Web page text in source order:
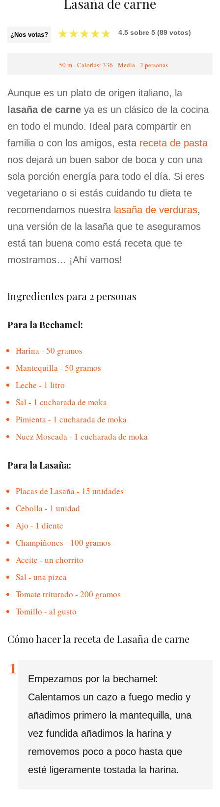
Lasaña de carne
¿Nos votas? ★★★★★ 4.5 sobre 5 (89 votos)
50 m Calorias: 336 Media 2 personas
Aunque es un plato de origen italiano, la
lasaña de carne ya es un clásico de la cocina
en todo el mundo. Ideal para compartir en
familia o con los amigos, esta receta de pasta
nos dejará un buen sabor de boca y con una
sola porción energía para todo el día. Si eres
vegetariano o si estás cuidando tu dieta te
recomendamos nuestra lasaña de verduras,
una versión de la lasaña que te aseguramos
está tan buena como está receta que te
mostramos… ¡Ahí vamos!
Ingredientes para 2 personas
Para la Bechamel:
Harina - 50 gramos
Mantequilla - 50 gramos
Leche - 1 litro
Sal - 1 cucharada de moka
Pimienta - 1 cucharada de moka
Nuez Moscada - 1 cucharada de moka
Para la Lasaña:
Placas de Lasaña - 15 unidades
Cebolla - 1 unidad
Ajo - 1 diente
Champiñones - 100 gramos
Aceite - un chorrito
Sal - una pizca
Tomate triturado - 200 gramos
Tomillo - al gusto
Cómo hacer la receta de Lasaña de carne
Empezamos por la bechamel:
Calentamos un cazo a fuego medio y
añadimos primero la mantequilla, una
vez fundida añadimos la harina y
removemos poco a poco hasta que
esté ligeramente tostada la harina.